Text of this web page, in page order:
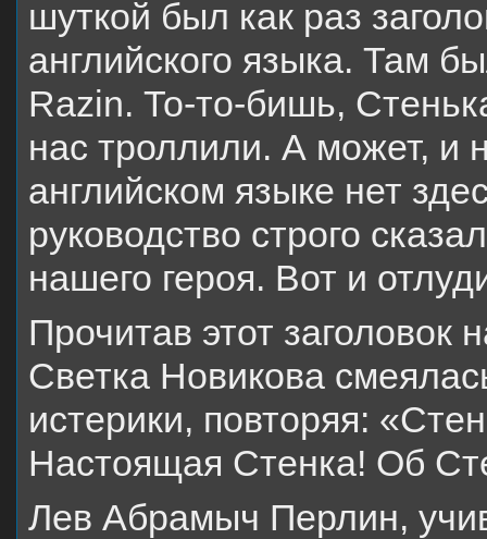
шуткой был как раз
английского языка. Там
Razin. То-то-бишь,
нас троллили. А может, и
английском языке нет
руководство строго
нашего героя. Вот и
Прочитав этот заголовок
Светка Новикова
истерики, повторяя:
Настоящая Стенка! Об
Лев Абрамыч Перлин,